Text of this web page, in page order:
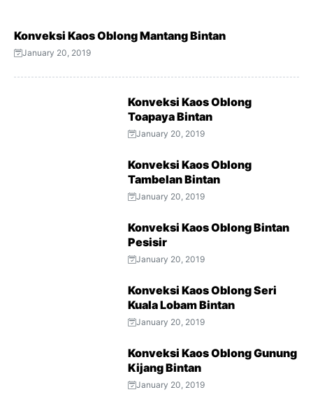
Konveksi Kaos Oblong Mantang Bintan
January 20, 2019
Konveksi Kaos Oblong
Toapaya Bintan
January 20, 2019
Konveksi Kaos Oblong
Tambelan Bintan
January 20, 2019
Konveksi Kaos Oblong Bintan
Pesisir
January 20, 2019
Konveksi Kaos Oblong Seri
Kuala Lobam Bintan
January 20, 2019
Konveksi Kaos Oblong Gunung
Kijang Bintan
January 20, 2019